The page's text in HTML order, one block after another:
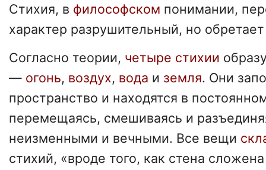
Стихия, в философском понимании,
характер разрушительный, но
Согласно теории, четыре стихии
— огонь, воздух, вода и земля. Они
пространство и находятся в
перемещаясь, смешиваясь и
неизменными и вечными. Все вещи
стихий, «вроде того, как стена